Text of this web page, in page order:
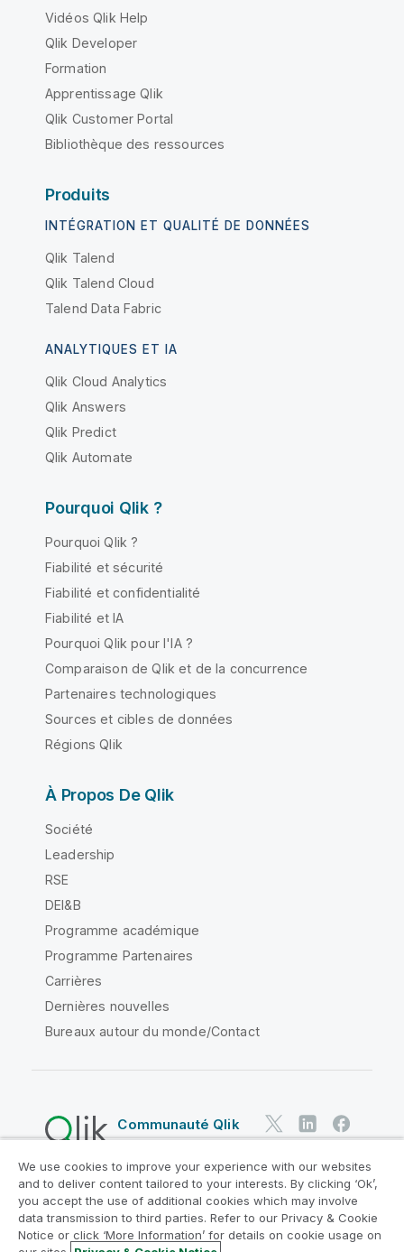
Vidéos Qlik Help
Qlik Developer
Formation
Apprentissage Qlik
Qlik Customer Portal
Bibliothèque des ressources
Produits
INTÉGRATION ET QUALITÉ DE DONNÉES
Qlik Talend
Qlik Talend Cloud
Talend Data Fabric
ANALYTIQUES ET IA
Qlik Cloud Analytics
Qlik Answers
Qlik Predict
Qlik Automate
Pourquoi Qlik ?
Pourquoi Qlik ?
Fiabilité et sécurité
Fiabilité et confidentialité
Fiabilité et IA
Pourquoi Qlik pour l'IA ?
Comparaison de Qlik et de la concurrence
Partenaires technologiques
Sources et cibles de données
Régions Qlik
À Propos De Qlik
Société
Leadership
RSE
DEI&B
Programme académique
Programme Partenaires
Carrières
Dernières nouvelles
Bureaux autour du monde/Contact
Communauté Qlik
Contrats juridiques
Conditions d'utilisation des produits
Legal Policies
Conditions légales
Conditions d'utilisation
Marques
We use cookies to improve your experience with our websites
and to deliver content tailored to your interests. By clicking ‘Ok’,
you accept the use of additional cookies which may involve
data transmission to third parties. Refer to our Privacy & Cookie
Notice or click ‘More Information’ for details on cookie usage on